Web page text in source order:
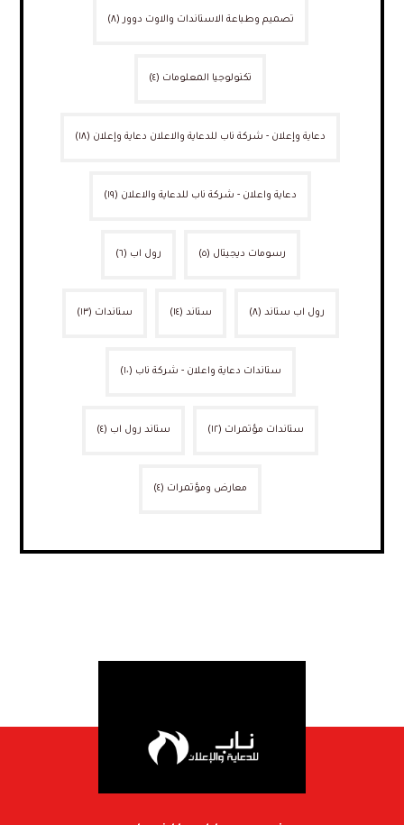
تصميم وطباعة الاستاندات والاوت دوور (٨)
تكنولوجيا المعلومات (٤)
دعاية وإعلان - شركة ناب للدعاية والاعلان دعاية وإعلان (١٨)
دعاية واعلان - شركة ناب للدعاية والاعلان (١٩)
رسومات ديجيتال (٥) رول اب (٦)
رول اب ستاند (٨) ستاند (١٤) ستاندات (١٣)
ستاندات دعاية واعلان - شركة ناب (١٠)
ستاندات مؤتمرات (١٢) ستاند رول اب (٤)
معارض ومؤتمرات (٤)